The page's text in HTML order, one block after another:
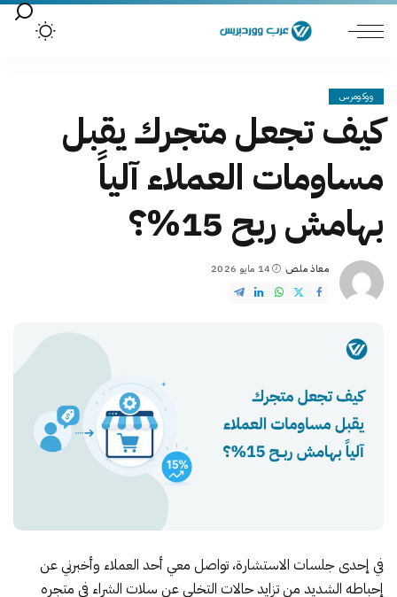
ووكومرس
كيف تجعل متجرك يقبل
مساومات العملاء آلياً
بهامش ربح 15%؟
Posted
by
معاذ ملص 14 مايو 2026
في إحدى جلسات الاستشارة، تواصل معي أحد العملاء وأخبرني عن
إحباطه الشديد من تزايد حالات التخلي عن سلات الشراء في متجره